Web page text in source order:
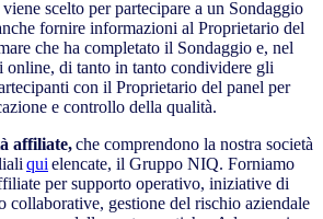
viene scelto per partecipare a un Sondaggio
fornire informazioni al Proprietario del
che ha completato il Sondaggio e, nel
online, di tanto in tanto condividere gli
con il Proprietario del panel per
e controllo della qualità.
affiliate,che comprendono la nostra società
qui elencate, il Gruppo NIQ. Forniamo
per supporto operativo, iniziative di
collaborative, gestione del rischio aziendale